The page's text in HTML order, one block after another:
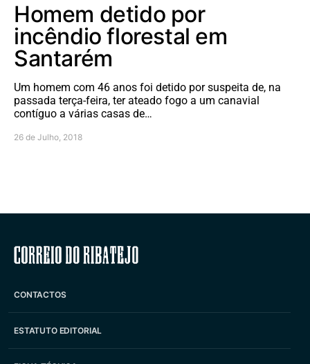
Homem detido por
incêndio florestal em
Santarém
Um homem com 46 anos foi detido por suspeita de, na
passada terça-feira, ter ateado fogo a um canavial
contíguo a várias casas de…
26 de Julho, 2018
Correio do Ribatejo
CONTACTOS
ESTATUTO EDITORIAL